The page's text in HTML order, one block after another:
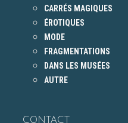
CARRÉS MAGIQUES
ÉROTIQUES
MODE
FRAGMENTATIONS
DANS LES MUSÉES
AUTRE
CONTACT